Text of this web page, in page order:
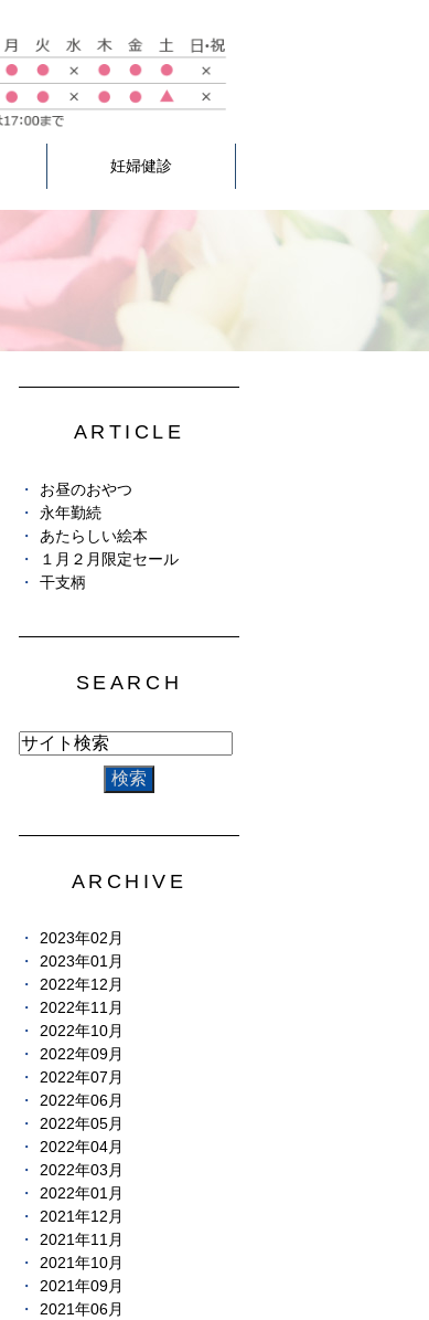
妊婦健診
ARTICLE
お昼のおやつ
永年勤続
あたらしい絵本
１月２月限定セール
干支柄
SEARCH
ARCHIVE
2023年02月
2023年01月
2022年12月
2022年11月
2022年10月
2022年09月
2022年07月
2022年06月
2022年05月
2022年04月
2022年03月
2022年01月
2021年12月
2021年11月
2021年10月
2021年09月
2021年06月